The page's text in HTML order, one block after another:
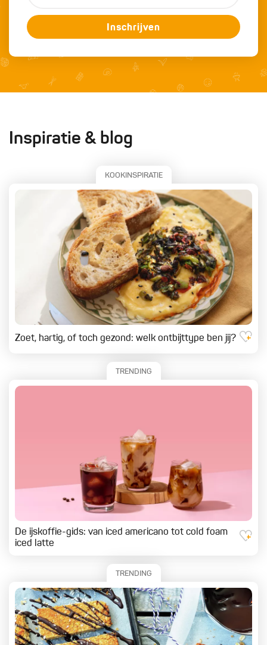
Inschrijven
Inspiratie & blog
KOOKINSPIRATIE
Zoet, hartig, of toch gezond: welk ontbijttype ben jij?
TRENDING
De ijskoffie-gids: van iced americano tot cold foam
iced latte
TRENDING